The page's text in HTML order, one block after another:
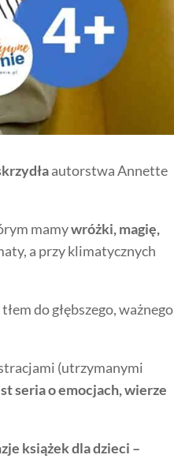
autorstwa Annette
mamywróżki, magię,
a przy klimatycznych
do głębszego, ważnego
(utrzymanymi
seria o emocjach, wierze
książek dla dzieci –